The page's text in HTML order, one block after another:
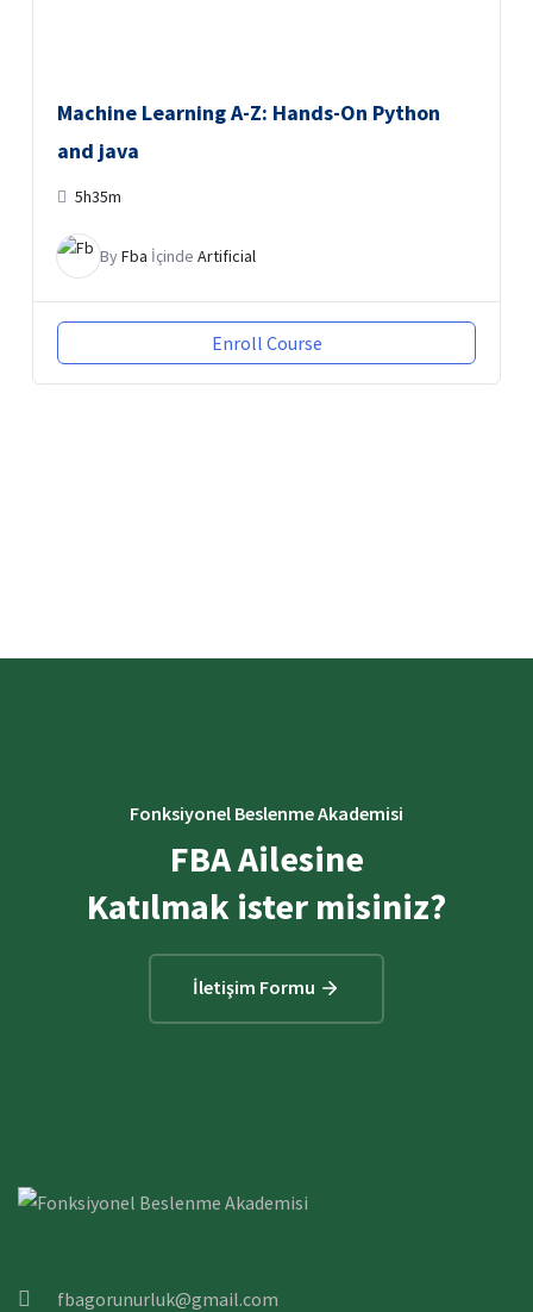
Machine Learning A-Z: Hands-On Python
and java
5h35m
ByFba İçinde Artificial
Enroll Course
Fonksiyonel Beslenme Akademisi
FBA Ailesine
Katılmak ister misiniz?
İletişim Formu
fbagorunurluk@gmail.com